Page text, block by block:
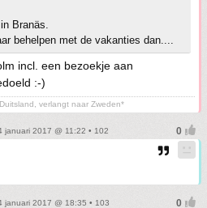
Branäs.
behelpen met de vakanties dan....
incl. een bezoekje aan
:-)
verlangt naar Zweden*
januari 2017 @ 11:22 • 102
januari 2017 @ 18:35 • 103